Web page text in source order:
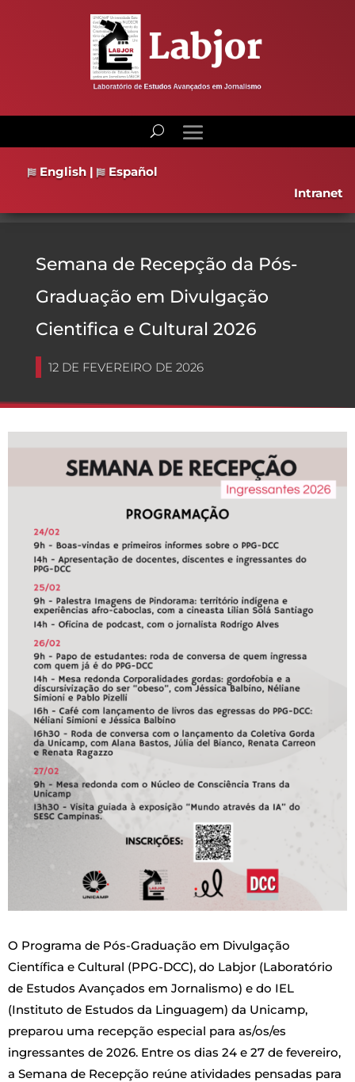
English |
Español
Intranet
Semana de Recepção da Pós-
Graduação em Divulgação
Cientifica e Cultural 2026
12 DE FEVEREIRO DE 2026
O Programa de Pós-Graduação em Divulgação
Científica e Cultural (PPG-DCC), do Labjor (Laboratório
de Estudos Avançados em Jornalismo) e do IEL
(Instituto de Estudos da Linguagem) da Unicamp,
preparou uma recepção especial para as/os/es
ingressantes de 2026. Entre os dias 24 e 27 de fevereiro,
a Semana de Recepção reúne atividades pensadas para